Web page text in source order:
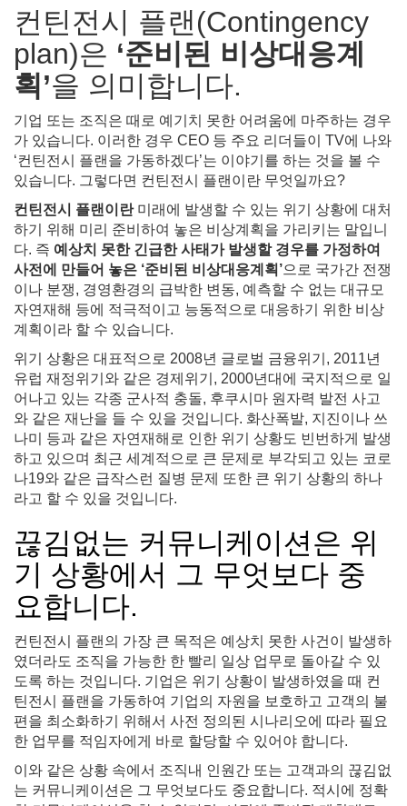
컨틴전시 플랜(Contingency
plan)은 ‘준비된 비상대응계
획’을 의미합니다.
기업 또는 조직은 때로 예기치 못한 어려움에 마주하는 경우
가 있습니다. 이러한 경우 CEO 등 주요 리더들이 TV에 나와
‘컨틴전시 플랜을 가동하겠다’는 이야기를 하는 것을 볼 수
있습니다. 그렇다면 컨틴전시 플랜이란 무엇일까요?
컨틴전시 플랜이란미래에 발생할 수 있는 위기 상황에 대처
하기 위해 미리 준비하여 놓은 비상계획을 가리키는 말입니
다. 즉 예상치 못한 긴급한 사태가 발생할 경우를 가정하여
사전에 만들어 놓은 ‘준비된 비상대응계획’으로 국가간 전쟁
이나 분쟁, 경영환경의 급박한 변동, 예측할 수 없는 대규모
자연재해 등에 적극적이고 능동적으로 대응하기 위한 비상
계획이라 할 수 있습니다.
위기 상황은 대표적으로 2008년 글로벌 금융위기, 2011년
유럽 재정위기와 같은 경제위기, 2000년대에 국지적으로 일
어나고 있는 각종 군사적 충돌, 후쿠시마 원자력 발전 사고
와 같은 재난을 들 수 있을 것입니다. 화산폭발, 지진이나 쓰
나미 등과 같은 자연재해로 인한 위기 상황도 빈번하게 발생
하고 있으며 최근 세계적으로 큰 문제로 부각되고 있는 코로
나19와 같은 급작스런 질병 문제 또한 큰 위기 상황의 하나
라고 할 수 있을 것입니다.
끊김없는 커뮤니케이션은 위
기 상황에서 그 무엇보다 중
요합니다.
컨틴전시 플랜의 가장 큰 목적은 예상치 못한 사건이 발생하
였더라도 조직을 가능한 한 빨리 일상 업무로 돌아갈 수 있
도록 하는 것입니다. 기업은 위기 상황이 발생하였을 때 컨
틴전시 플랜을 가동하여 기업의 자원을 보호하고 고객의 불
편을 최소화하기 위해서 사전 정의된 시나리오에 따라 필요
한 업무를 적임자에게 바로 할당할 수 있어야 합니다.
이와 같은 상황 속에서 조직내 인원간 또는 고객과의 끊김없
는 커뮤니케이션은 그 무엇보다도 중요합니다. 적시에 정확